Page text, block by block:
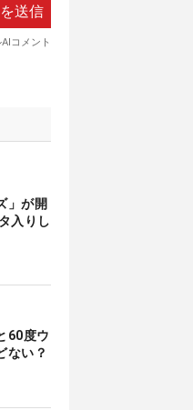
」が開
入りし
60度ウ
ない？